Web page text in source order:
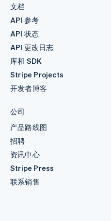
文档
API 参考
API 状态
API 更改日志
库和 SDK
Stripe Projects
开发者博客
公司
产品路线图
招聘
资讯中心
Stripe Press
联系销售